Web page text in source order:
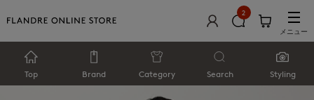
2
メニュー
Top Brand Category Search Styling